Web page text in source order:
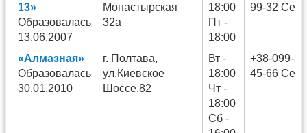
13»
Образовалась
13.06.2007
Монастырская
32а
18:00
Пт -
18:00
99-32
«Алмазная»
Образовалась
30.01.2010
г. Полтава,
ул.Киевское
Шоссе,82
Вт -
18:00
Чт -
18:00
Сб -
+38-099-
45-66